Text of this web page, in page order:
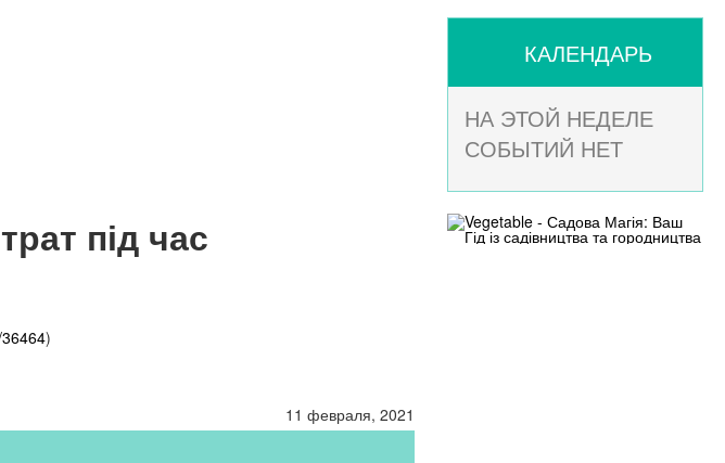
під час
)
11 февраля, 2021
КАЛЕНДАРЬ
НА ЭТОЙ НЕДЕЛЕ
СОБЫТИЙ НЕТ